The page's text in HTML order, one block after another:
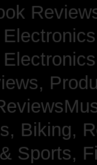
Biking,
Sports,